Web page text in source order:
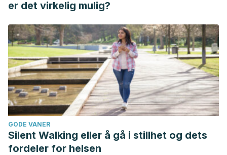
er det virkelig mulig?
GODE VANER
Silent Walking eller å gå i stillhet og dets
fordeler for helsen